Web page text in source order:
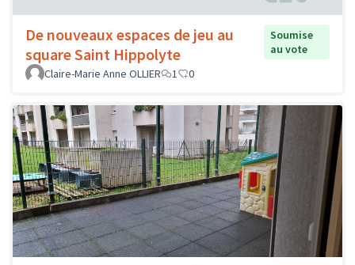
De nouveaux espaces de jeu au
square Saint Hippolyte
Soumise
au vote
Claire-Marie Anne OLLIER
1 0